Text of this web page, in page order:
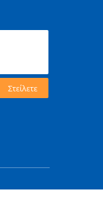
Στείλετε